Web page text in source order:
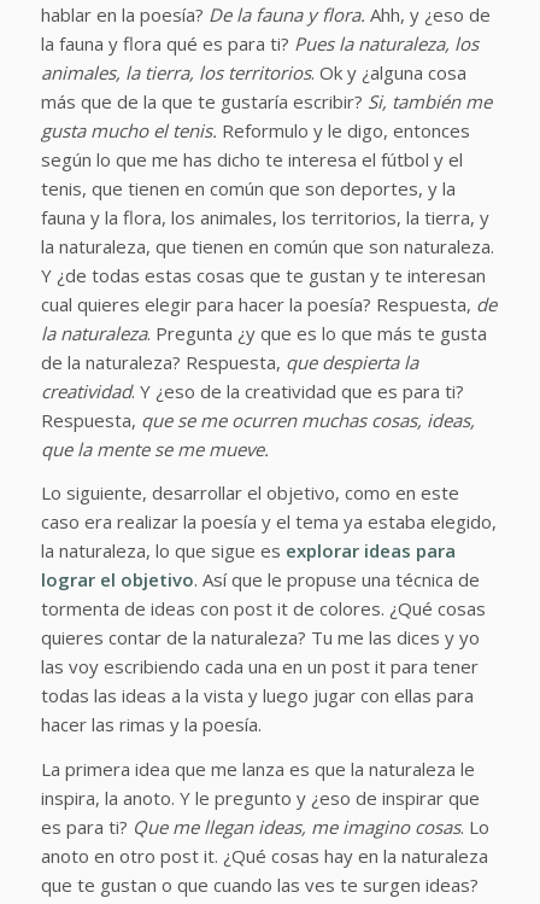
hablar en la poesía? De la fauna y flora. Ahh, y ¿eso de
la fauna y flora qué es para ti? Pues la naturaleza, los
animales, la tierra, los territorios. Ok y ¿alguna cosa
más que de la que te gustaría escribir? Si, también me
gusta mucho el tenis. Reformulo y le digo, entonces
según lo que me has dicho te interesa el fútbol y el
tenis, que tienen en común que son deportes, y la
fauna y la flora, los animales, los territorios, la tierra, y
la naturaleza, que tienen en común que son naturaleza.
Y ¿de todas estas cosas que te gustan y te interesan
cual quieres elegir para hacer la poesía? Respuesta, de
la naturaleza. Pregunta ¿y que es lo que más te gusta
de la naturaleza? Respuesta, que despierta la
creatividad. Y ¿eso de la creatividad que es para ti?
Respuesta, que se me ocurren muchas cosas, ideas,
que la mente se me mueve.
Lo siguiente, desarrollar el objetivo, como en este
caso era realizar la poesía y el tema ya estaba elegido,
la naturaleza, lo que sigue es explorar ideas para
lograr el objetivo. Así que le propuse una técnica de
tormenta de ideas con post it de colores. ¿Qué cosas
quieres contar de la naturaleza? Tu me las dices y yo
las voy escribiendo cada una en un post it para tener
todas las ideas a la vista y luego jugar con ellas para
hacer las rimas y la poesía.
La primera idea que me lanza es que la naturaleza le
inspira, la anoto. Y le pregunto y ¿eso de inspirar que
es para ti? Que me llegan ideas, me imagino cosas. Lo
anoto en otro post it. ¿Qué cosas hay en la naturaleza
que te gustan o que cuando las ves te surgen ideas?